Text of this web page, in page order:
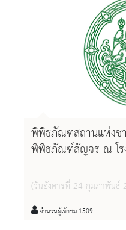
พิพิธภัณฑสถานแห่งช
พิพิธภัณฑ์สัญจร ณ โร
(วันอังคารที่ 24 กุมภาพันธ์
จำนวนผู้เข้าชม 1509